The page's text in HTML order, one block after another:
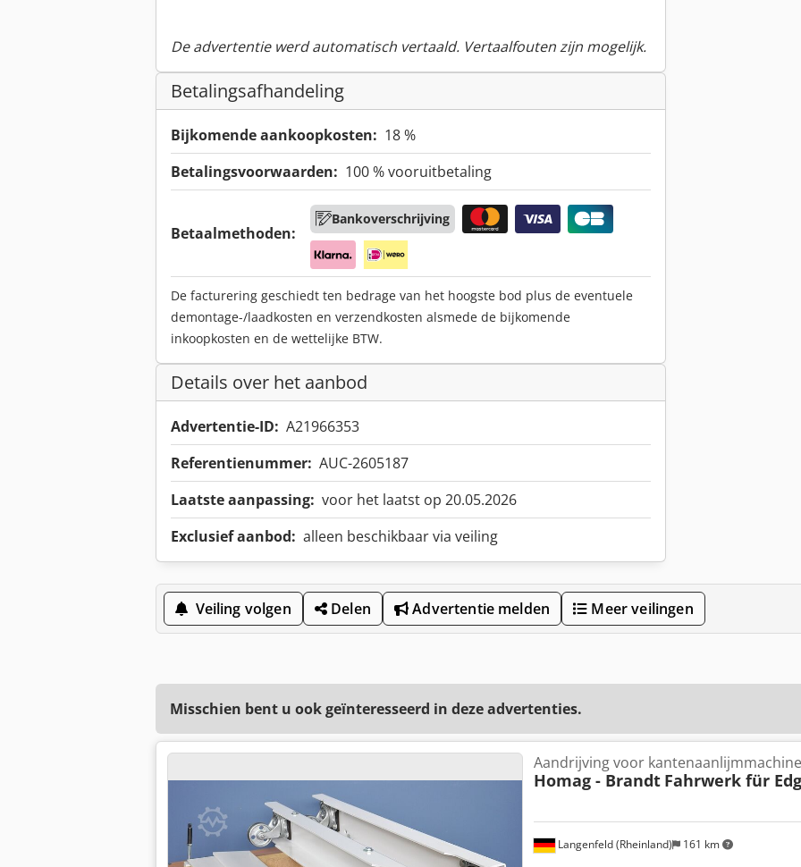
De advertentie werd automatisch vertaald. Vertaalfouten zijn mogelijk.
Betalingsafhandeling
Bijkomende aankoopkosten: 18 %
Betalingsvoorwaarden: 100 % vooruitbetaling
Betaalmethoden:
Bankoverschrijving
De facturering geschiedt ten bedrage van het hoogste bod plus de eventuele
demontage-/laadkosten en verzendkosten alsmede de bijkomende
inkoopkosten en de wettelijke BTW.
Details over het aanbod
Advertentie-ID: A21966353
Referentienummer: AUC-2605187
Laatste aanpassing: voor het laatst op 20.05.2026
Exclusief aanbod: alleen beschikbaar via veiling
Veiling volgen Delen Advertentie melden Meer veilingen
Misschien bent u ook geïnteresseerd in deze advertenties.
Langenfeld (Rheinland) 161 km
Aandrijving voor kantenaanlijmmachine
Homag - Brandt Fahrwerk für